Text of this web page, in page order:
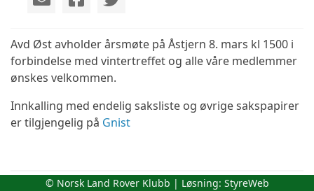
Avd Øst avholder årsmøte på Åstjern 8. mars kl 1500 i
forbindelse med vintertreffet og alle våre medlemmer
ønskes velkommen.
Innkalling med endelig saksliste og øvrige sakspapirer
er tilgjengelig på Gnist
© Norsk Land Rover Klubb | Løsning: StyreWeb